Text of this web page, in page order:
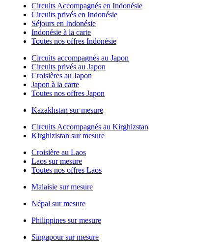
Circuits Accompagnés en Indonésie
Circuits privés en Indonésie
Séjours en Indonésie
Indonésie à la carte
Toutes nos offres Indonésie
Circuits accompagnés au Japon
Circuits privés au Japon
Croisières au Japon
Japon à la carte
Toutes nos offres Japon
Kazakhstan sur mesure
Circuits Accompagnés au Kirghizstan
Kirghizistan sur mesure
Croisière au Laos
Laos sur mesure
Toutes nos offres Laos
Malaisie sur mesure
Népal sur mesure
Philippines sur mesure
Singapour sur mesure